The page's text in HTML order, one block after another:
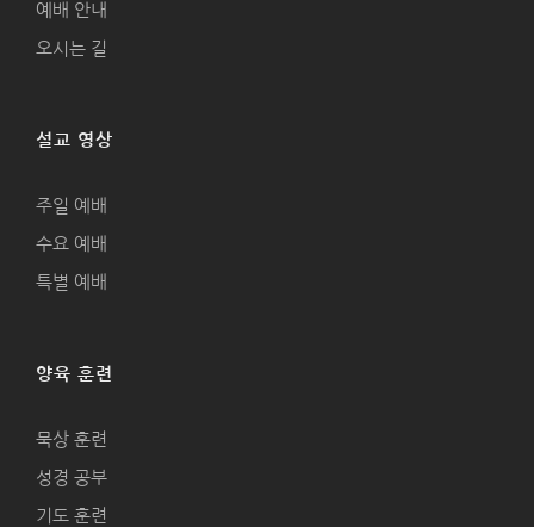
예배 안내
오시는 길
설교 영상
주일 예배
수요 예배
특별 예배
양육 훈련
묵상 훈련
성경 공부
기도 훈련